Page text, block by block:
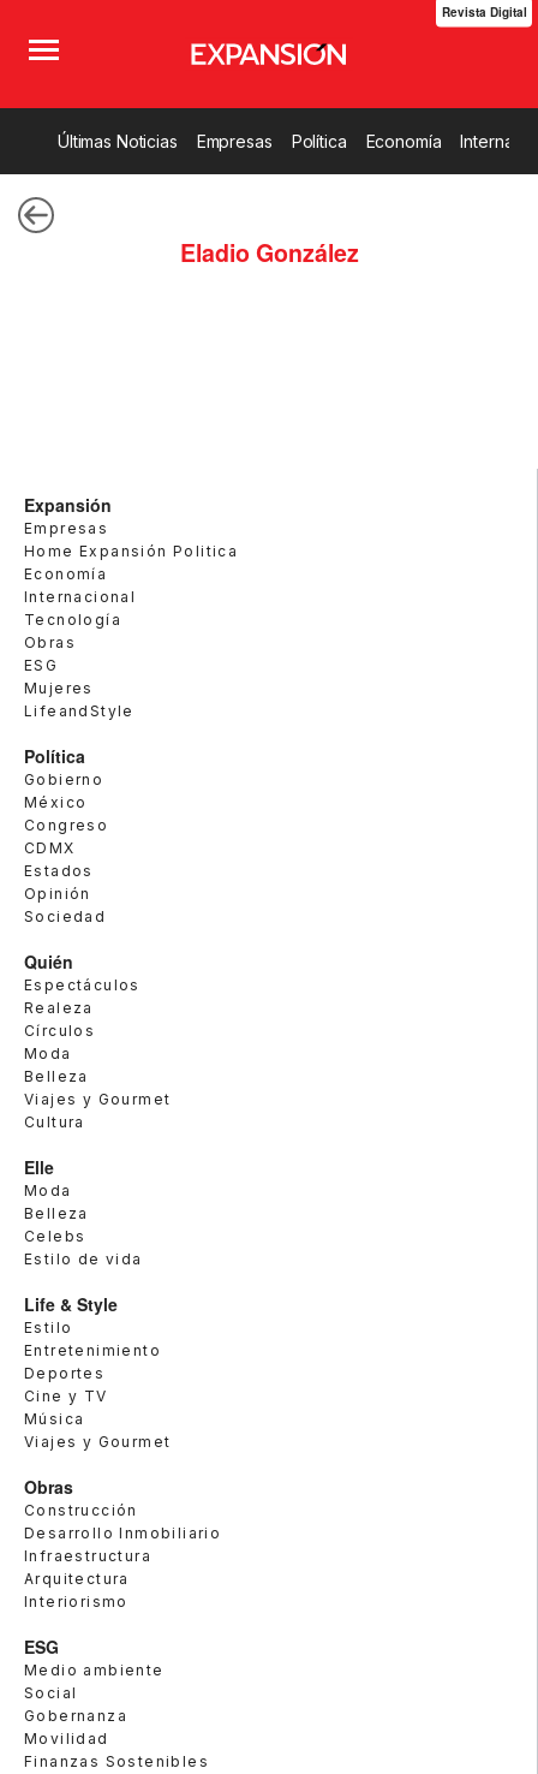
Revista Digital
Últimas Noticias Empresas Política Economía
Eladio González
Expansión
Empresas
Home Expansión Politica
Economía
Internacional
Tecnología
Obras
ESG
Mujeres
LifeandStyle
Política
Gobierno
México
Congreso
CDMX
Estados
Opinión
Sociedad
Quién
Espectáculos
Realeza
Círculos
Moda
Belleza
Viajes y Gourmet
Cultura
Elle
Moda
Belleza
Celebs
Estilo de vida
Life & Style
Estilo
Entretenimiento
Deportes
Cine y TV
Música
Viajes y Gourmet
Obras
Construcción
Desarrollo Inmobiliario
Infraestructura
Arquitectura
Interiorismo
ESG
Medio ambiente
Social
Gobernanza
Movilidad
Finanzas Sostenibles